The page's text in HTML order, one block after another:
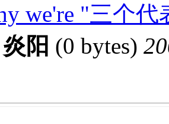
we're "三个代
炎阳 (0 bytes)